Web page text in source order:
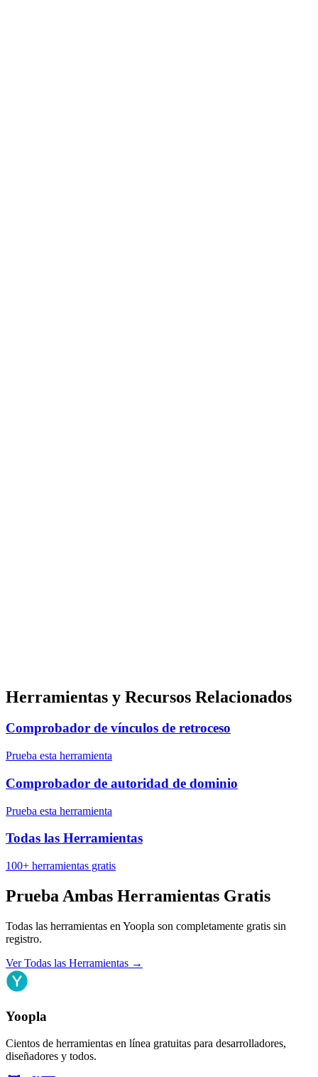
Herramientas y Recursos Relacionados
Comprobador de vínculos de retroceso
Prueba esta herramienta
Comprobador de autoridad de dominio
Prueba esta herramienta
Todas las Herramientas
100+ herramientas gratis
Prueba Ambas Herramientas Gratis
Todas las herramientas en Yoopla son completamente gratis sin
registro.
Ver Todas las Herramientas →
Yoopla
Cientos de herramientas en línea gratuitas para desarrolladores,
diseñadores y todos.